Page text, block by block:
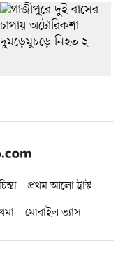
প্রথম আলো ট্রাস্ট
মোবাইল ভ্যাস